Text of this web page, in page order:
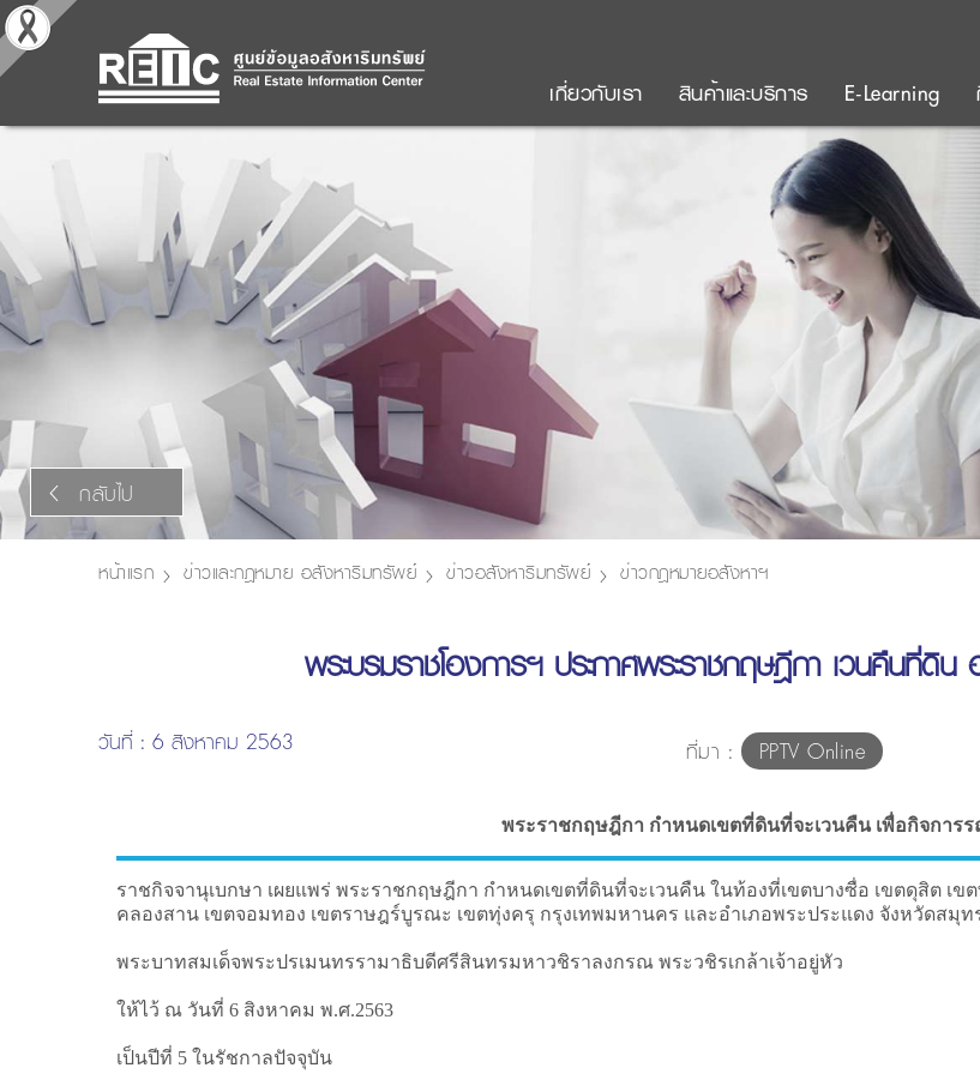
เกี่ยวกับเรา สินค้าและบริการ E-Learning
กลับไป
หน้าแรก ข่าวและกฎหมาย อสังหาริมทรัพย์ ข่าวอสังหาริมทรัพย์ ข่าวกฎหมายอสังหาฯ
พระบรมราชโองการฯ ประกาศพระราชกฤษฎีกา เวนคืนที่
วันที่ : 6 สิงหาคม 2563 ที่มา : PPTV Online
พระราชกฤษฎีกา กำหนดเขตที่ดินที่จะเวนคืน เพื่อกิจการร
ราชกิจจานุเบกษา เผยแพร่ พระราชกฤษฎีกา กำหนดเขตที่ดินที่จะเวนคืน ในท้องที่เขตบางซื่อ เขตดุสิต เ
คลองสาน เขตจอมทอง เขตราษฎร์บูรณะ เขตทุ่งครุ กรุงเทพมหานคร และอำเภอพระประแดง จังหวัดสมุท
พระบาทสมเด็จพระปรเมนทรรามาธิบดีศรีสินทรมหาวชิราลงกรณ พระวชิรเกล้าเจ้าอยู่หัว
ให้ไว้ ณ วันที่ 6 สิงหาคม พ.ศ.2563
เป็นปีที่ 5 ในรัชกาลปัจจุบัน